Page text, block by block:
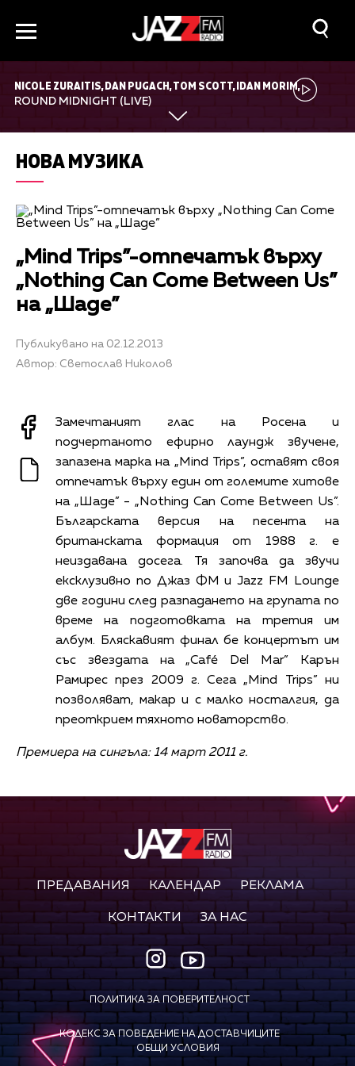
NICOLE ZURAITIS, DAN PUGACH, TOM SCOTT, IDAN MORIM,
KEYON HARROLD
ROUND MIDNIGHT (LIVE)
НОВА МУЗИКА
„Mind Trips”-отпечатък върху
„Nothing Can Come Between Us”
на „Шаде”
Публикувано на 02.12.2013
Автор: Светослав Николов
Замечтаният глас на Росена и
подчертаното ефирно лаундж звучене,
запазена марка на „Mind Trips”, оставят своя
отпечатък върху един от големите хитове
на „Шаде” - „Nothing Can Come Between Us”.
Българската версия на песента на
британската формация от 1988 г. е
неиздавана досега. Тя започва да звучи
ексклузивно по Джаз ФМ и Jazz FM Lounge
две години след разпадането на групата по
време на подготовката на третия им
албум. Бляскавият финал бе концертът им
със звездата на „Café Del Mar” Карън
Рамирес през 2009 г. Сега „Mind Trips” ни
позволяват, макар и с малко носталгия, да
преоткрием тяхното новаторство.
Премиера на сингъла: 14 март 2011 г.
ПРЕДАВАНИЯ КАЛЕНДАР РЕКЛАМА
КОНТАКТИ ЗА НАС
ПОЛИТИКА ЗА ПОВЕРИТЕЛНОСТ
КОДЕКС ЗА ПОВЕДЕНИЕ НА ДОСТАВЧИЦИТЕ
ОБЩИ УСЛОВИЯ